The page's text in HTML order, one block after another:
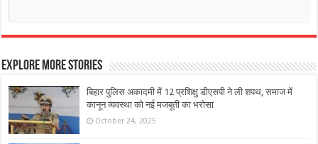
Explore More Stories
बिहार पुलिस अकादमी में 12 प्रशिक्षु डीएसपी ने ली शपथ, समाज में
कानून व्यवस्था को नई मजबूती का भरोसा
October 24, 2025